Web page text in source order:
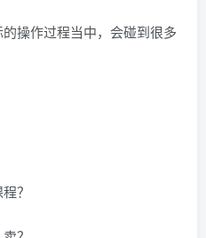
操作过程当中，会碰到很多
？